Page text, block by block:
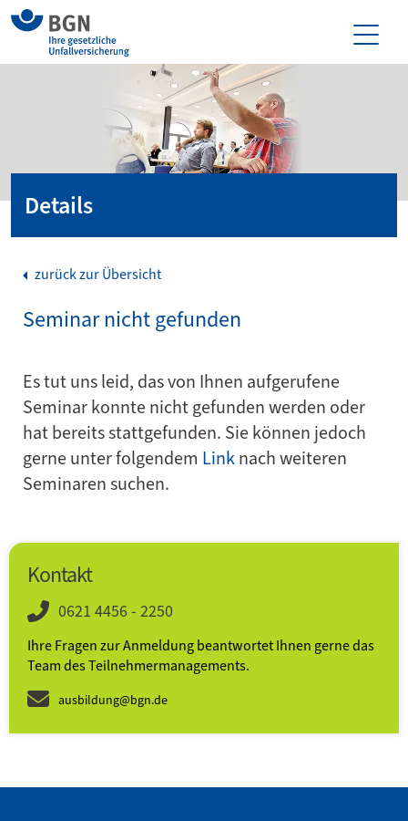
Details
zurück zur Übersicht
Seminar nicht gefunden
Es tut uns leid, das von Ihnen aufgerufene
Seminar konnte nicht gefunden werden oder
hat bereits stattgefunden. Sie können jedoch
gerne unter folgendem Linknach weiteren
Seminaren suchen.
Kontakt
0621 4456 - 2250
Ihre Fragen zur Anmeldung beantwortet Ihnen gerne das
Team des Teilnehmer­­manage­ments.
ausbildung@bgn.de